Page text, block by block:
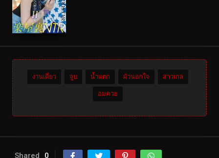
งานเดี่ยว จูบ น้ำแตก ผัวนอกใจ สาวเกล
อมควย
Shared 0